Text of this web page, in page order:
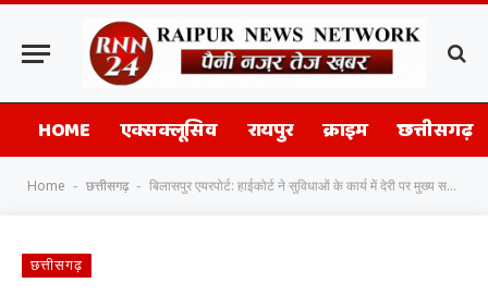
HOME एक्सक्लूसिव रायपुर क्राइम छत्तीसगढ़
Home - छत्तीसगढ़ - बिलासपुर एयरपोर्ट: हाईकोर्ट ने सुविधाओं के कार्य में देरी पर मुख्य सचिव से जवाब मांगा
छत्तीसगढ़